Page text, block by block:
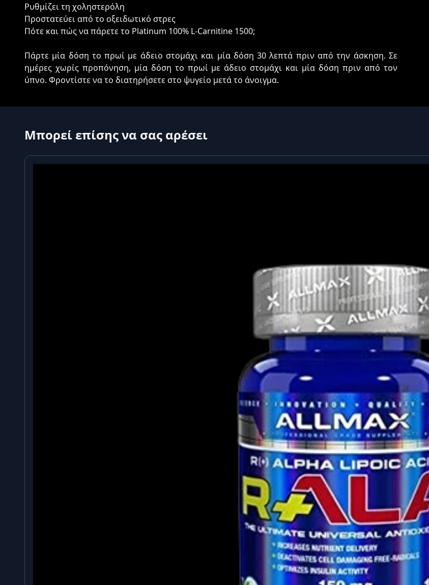
Ρυθμίζει τη χοληστερόλη
Προστατεύει από το οξειδωτικό στρες
Πότε και πώς να πάρετε το Platinum 100% L-Carnitine 1500;
Πάρτε μία δόση το πρωί με άδειο στομάχι και μία δόση 30 λεπτά πριν από την άσκηση. Σε
ημέρες χωρίς προπόνηση, μία δόση το πρωί με άδειο στομάχι και μία δόση πριν από τον
ύπνο. Φροντίστε να το διατηρήσετε στο ψυγείο μετά το άνοιγμα.
Μπορεί επίσης να σας αρέσει